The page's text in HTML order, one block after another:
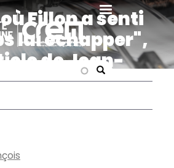
search
Fillon a senti
lui échapper",
de Jean-
Diana dans